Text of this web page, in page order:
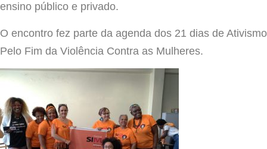
ensino público e privado.
O encontro fez parte da agenda dos 21 dias de Ativismo
Pelo Fim da Violência Contra as Mulheres.